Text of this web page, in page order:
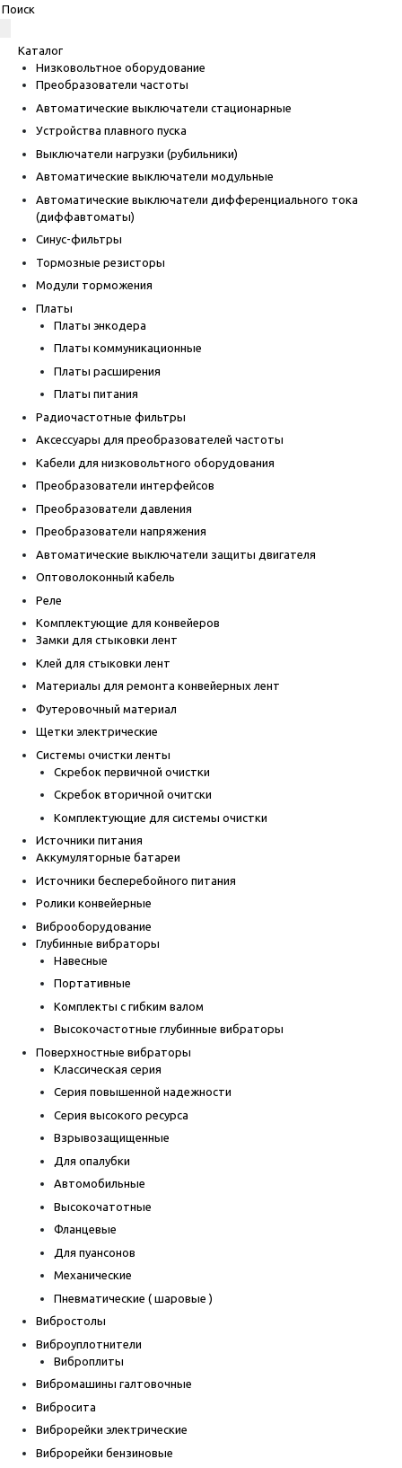
Каталог
Низковольтное оборудование
Преобразователи частоты
Автоматические выключатели стационарные
Устройства плавного пуска
Выключатели нагрузки (рубильники)
Автоматические выключатели модульные
Автоматические выключатели дифференциального тока
(диффавтоматы)
Синус-фильтры
Тормозные резисторы
Модули торможения
Платы
Платы энкодера
Платы коммуникационные
Платы расширения
Платы питания
Радиочастотные фильтры
Аксессуары для преобразователей частоты
Кабели для низковольтного оборудования
Преобразователи интерфейсов
Преобразователи давления
Преобразователи напряжения
Автоматические выключатели защиты двигателя
Оптоволоконный кабель
Реле
Комплектующие для конвейеров
Замки для стыковки лент
Клей для стыковки лент
Материалы для ремонта конвейерных лент
Футеровочный материал
Щетки электрические
Системы очистки ленты
Скребок первичной очистки
Скребок вторичной очитски
Комплектующие для системы очистки
Источники питания
Аккумуляторные батареи
Источники бесперебойного питания
Ролики конвейерные
Виброоборудование
Глубинные вибраторы
Навесные
Портативные
Комплекты с гибким валом
Высокочастотные глубинные вибраторы
Поверхностные вибраторы
Классическая серия
Серия повышенной надежности
Серия высокого ресурса
Взрывозащищенные
Для опалубки
Автомобильные
Высокочатотные
Фланцевые
Для пуансонов
Механические
Пневматические ( шаровые )
Вибростолы
Виброуплотнители
Виброплиты
Вибромашины галтовочные
Вибросита
Виброрейки электрические
Виброрейки бензиновые